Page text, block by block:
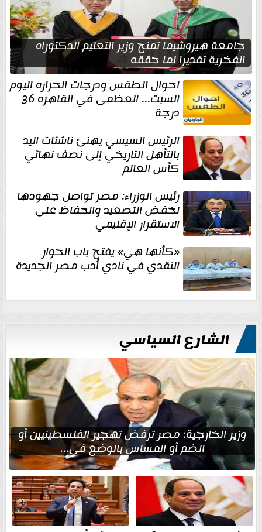
جامعة هيروشيما تمنح وزير التعليم الدكتوراه
الفخرية تقديرا لما حققه
احوال الطقس ودرجات الحراره اليوم
السبت... العظمى في القاهره 36
درجة
الرئيس السيسي يهنئ ناشئات اليد
بالتأهل التاريخي إلى نصف نهائي
كأس العالم
رئيس الوزراء: مصر تواصل جهودها
لخفض التصعيد والحفاظ على
الاستقرار الإقليمي
«كأنها هي» يفتح باب الحوار
النقدي في نادي أدب مصر الجديدة
الشارع السياسي
وزير الخارجية: مصر ترفض تهجير الفلسطينيين أو
الضم أو المساس بالوضع في...